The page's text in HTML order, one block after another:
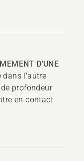
D’UNE
l’autre
profondeur
en contact